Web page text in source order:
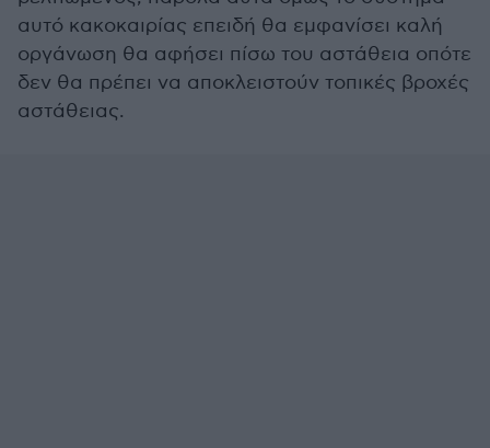
αυτό κακοκαιρίας επειδή θα εμφανίσει καλή
οργάνωση θα αφήσει πίσω του αστάθεια οπότε
δεν θα πρέπει να αποκλειστούν τοπικές βροχές
αστάθειας.